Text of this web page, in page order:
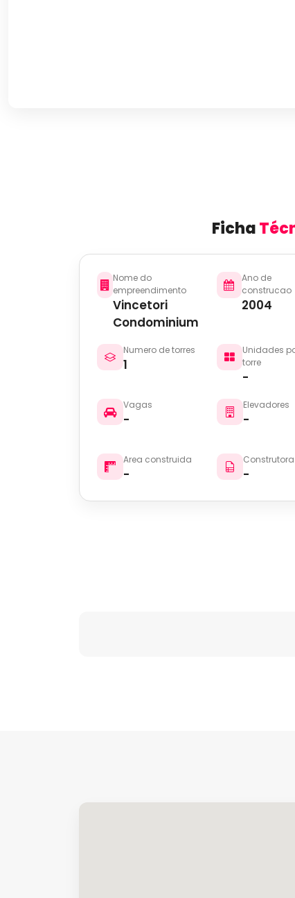
Ficha
Nome do
empreendimento
Vincetori
Condominium
Ano de
construcao
2004
Numero de torres
1
Unidades
torre
-
Vagas
-
Elevadores
-
Area construida
-
Construtora
-